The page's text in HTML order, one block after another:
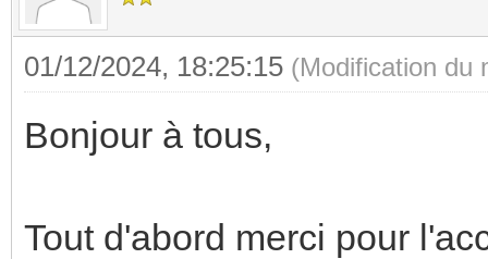
01/12/2024, 18:25:15 (Modification du
Bonjour à tous,
Tout d'abord merci pour